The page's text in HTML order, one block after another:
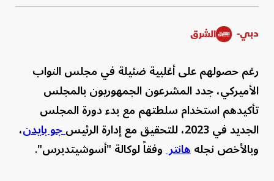
دبي- الشرق
رغم حصولهم على أغلبية ضئيلة في مجلس النواب
الأميركي، جدد المشرعون الجمهوريون بالمجلس
تأكيدهم استخدام سلطتهم مع بدء دورة المجلس
الجديد في 2023، للتحقيق مع إدارة الرئيس
جو بايدن،
وبالأخص نجلههانتروفقاً لوكالة "أسوشيتدبرس".